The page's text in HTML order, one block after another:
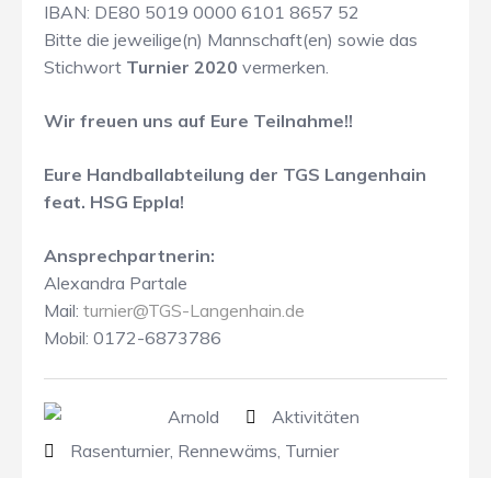
IBAN: DE80 5019 0000 6101 8657 52
Bitte die jeweilige(n) Mannschaft(en) sowie das
Stichwort Turnier 2020 vermerken.
Wir freuen uns auf Eure Teilnahme!!
Eure Handballabteilung der TGS Langenhain
feat. HSG Eppla!
Ansprechpartnerin:
Alexandra Partale
Mail: turnier@TGS-Langenhain.de
Mobil: 0172-6873786
Arnold
Aktivitäten
Rasenturnier, Rennewäms Turnier